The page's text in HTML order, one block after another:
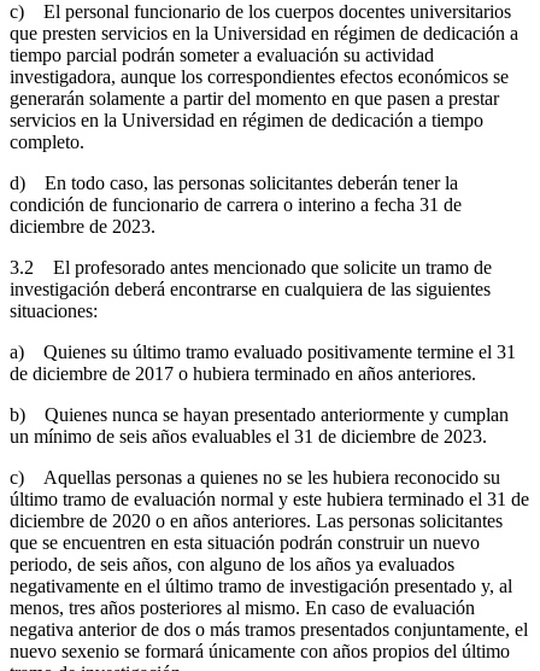
c) El personal funcionario de los cuerpos docentes universitarios
que presten servicios en la Universidad en régimen de dedicación a
tiempo parcial podrán someter a evaluación su actividad
investigadora, aunque los correspondientes efectos económicos se
generarán solamente a partir del momento en que pasen a prestar
servicios en la Universidad en régimen de dedicación a tiempo
completo.
d) En todo caso, las personas solicitantes deberán tener la
condición de funcionario de carrera o interino a fecha 31 de
diciembre de 2023.
3.2 El profesorado antes mencionado que solicite un tramo de
investigación deberá encontrarse en cualquiera de las siguientes
situaciones:
a) Quienes su último tramo evaluado positivamente termine el 31
de diciembre de 2017 o hubiera terminado en años anteriores.
b) Quienes nunca se hayan presentado anteriormente y cumplan
un mínimo de seis años evaluables el 31 de diciembre de 2023.
c) Aquellas personas a quienes no se les hubiera reconocido su
último tramo de evaluación normal y este hubiera terminado el 31 de
diciembre de 2020 o en años anteriores. Las personas solicitantes
que se encuentren en esta situación podrán construir un nuevo
periodo, de seis años, con alguno de los años ya evaluados
negativamente en el último tramo de investigación presentado y, al
menos, tres años posteriores al mismo. En caso de evaluación
negativa anterior de dos o más tramos presentados conjuntamente, el
nuevo sexenio se formará únicamente con años propios del último